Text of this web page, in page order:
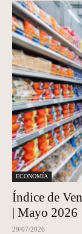
ECONOMÍA
Índice de
| Mayo 2026
29/07/2026